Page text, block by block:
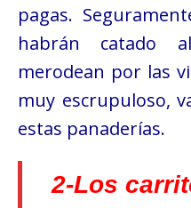
pagas.
habrán catado
merodean por las
muy escrupuloso,
estas panaderías.
2-Los